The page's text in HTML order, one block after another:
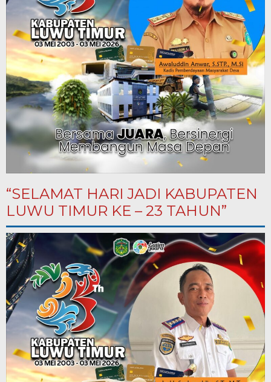
“SELAMAT HARI JADI KABUPATEN
LUWU TIMUR KE – 23 TAHUN”